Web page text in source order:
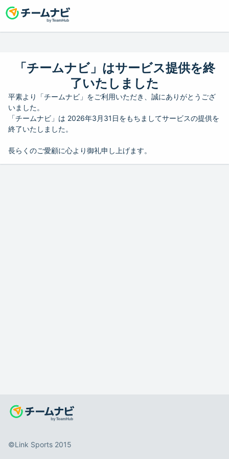
「チームナビ」はサービス提供を終
了いたしました
平素より「チームナビ」をご利用いただき、誠にありがとうござ
いました。
「チームナビ」は 2026年3月31日をもちましてサービスの提供を
終了いたしました。
長らくのご愛顧に心より御礼申し上げます。
©️Link Sports 2015